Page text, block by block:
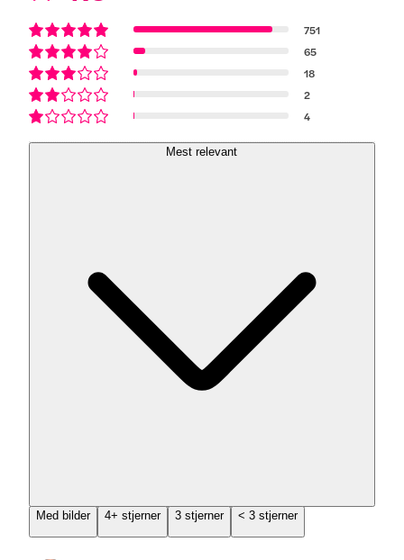
751
65
18
2
4
Mest relevant
Med bilder 4+ stjerner 3 stjerner < 3 stjerner